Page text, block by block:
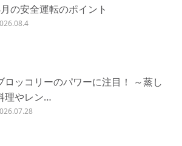
の安全運転のポイント
ロッコリーのパワーに注目！ ～蒸し
理やレン…